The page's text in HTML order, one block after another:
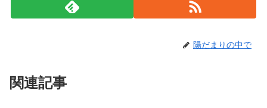
陽だまりの中で
関連記事